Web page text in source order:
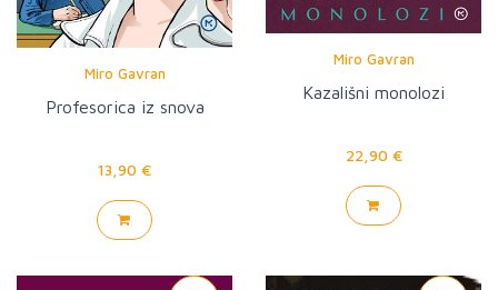
Miro Gavran
Profesorica iz snova
13,90 €
Miro Gavran
Kazališni monolozi
22,90 €